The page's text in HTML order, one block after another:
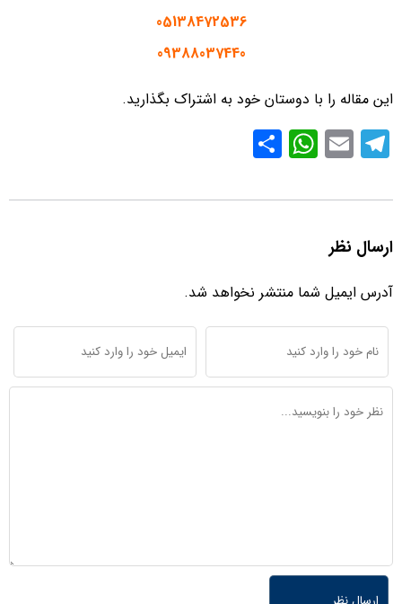
05138472536
09388037440
این مقاله را با دوستان خود به اشتراک بگذارید.
T
el
e
gr
a
m
E
m
ail
W
h
at
p
p
ar
ارسال نظر
آدرس ایمیل شما منتشر نخواهد شد.